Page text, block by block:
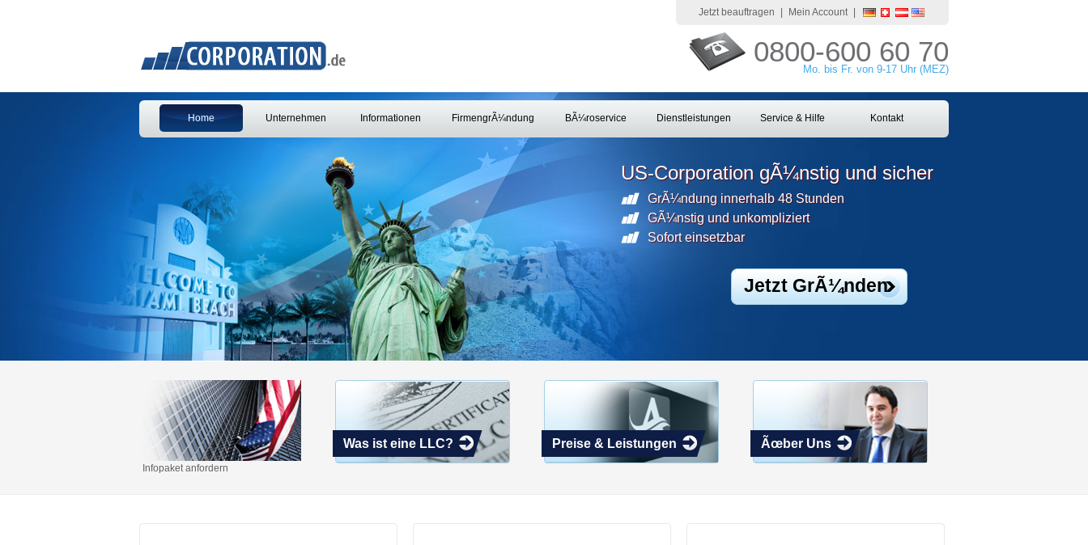
0800-600 60 70
Mo. bis Fr. von 9-17 Uhr (MEZ)
Jetzt beauftragen Mein Account
Home Unternehmen Informationen FirmengrÃ¼ndung BÃ¼roservice Dienstleistungen Service & Hilfe Kontakt
US-Corporation gÃ¼nstig und sicher
GrÃ¼ndung innerhalb 48 Stunden
GÃ¼nstig und unkompliziert
Sofort einsetzbar
Jetzt GrÃ¼nden
Infopaket anfordern
Was ist eine LLC? Preise & Leistungen Ãœber Uns